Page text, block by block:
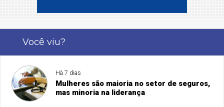
Você viu?
Há 7 dias
Mulheres são maioria no setor de seguros,
mas minoria na liderança